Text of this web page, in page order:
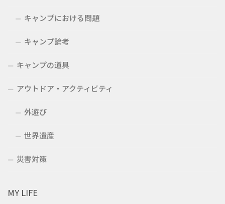
キャンプにおける問題
キャンプ論考
キャンプの道具
アウトドア・アクティビティ
外遊び
世界遺産
災害対策
MY LIFE